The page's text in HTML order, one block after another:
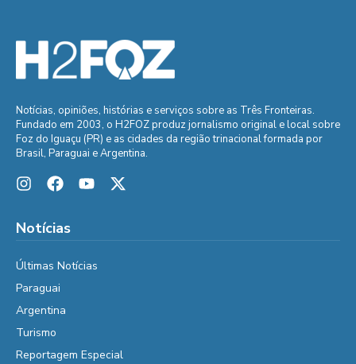
Notícias, opiniões, histórias e serviços sobre as Três Fronteiras.
Fundado em 2003, o H2FOZ produz jornalismo original e local sobre
Foz do Iguaçu (PR) e as cidades da região trinacional formada por
Brasil, Paraguai e Argentina.
Notícias
Últimas Notícias
Paraguai
Argentina
Turismo
Reportagem Especial